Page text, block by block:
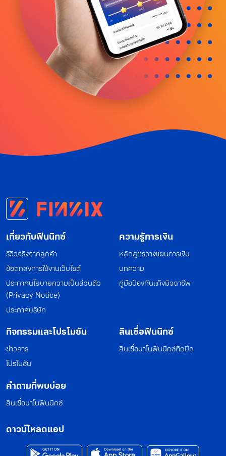
เกี่ยวกับฟินนิกซ์
รีวิวจริงจากลูกค้า
ข้อตกลงการใช้งานเว็บไซต์
ประกาศนโยบายความเป็นส่วนตัว
(Privacy Notice)
ประกาศบริษัท
ความรู้การเงิน
หลักสูตรวางแผนการเงิน
บทความ
คู่มือป้องกันแก๊งมิจฉาชีพ
กิจกรรมและโปรโมชัน
ข่าวสาร
โปรโมชัน
สินเชื่อฟินนิกซ์
สินเชื่อนาโนฟินนิกซ์ติดปีก
คำถามที่พบบ่อย
สินเชื่อนาโนฟินนิกซ์
ดาวน์โหลดแอป